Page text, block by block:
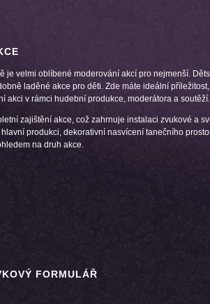
je velmi oblíbené moderování akcí pro nejmenší.
laděné akce pro děti. Zde máte ideální
akci v rámci hudební produkce, moderátora a soutěží.
zajištění akce, což zahrnuje instalaci zvukové a
produkci, dekorativní nasvícení tanečního
na druh akce.
FORMULÁŘ